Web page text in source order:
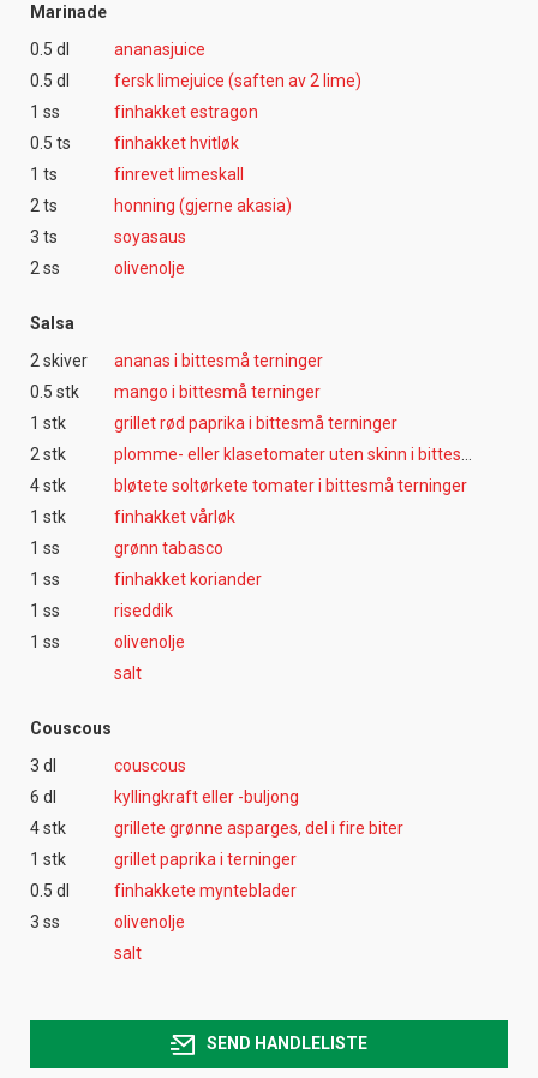
Marinade
0.5 dl
ananasjuice
0.5 dl
fersk limejuice (saften av 2 lime)
1 ss
finhakket estragon
0.5 ts
finhakket hvitløk
1 ts
finrevet limeskall
2 ts
honning (gjerne akasia)
3 ts
soyasaus
2 ss
olivenolje
Salsa
2 skiver
ananas i bittesmå terninger
0.5 stk
mango i bittesmå terninger
1 stk
grillet rød paprika i bittesmå terninger
2 stk
4 stk
bløtete soltørkete tomater i bittesmå terninger
1 stk
finhakket vårløk
1 ss
grønn tabasco
1 ss
finhakket koriander
1 ss
riseddik
1 ss
olivenolje
salt
Couscous
3 dl
couscous
6 dl
kyllingkraft eller -buljong
4 stk
grillete grønne asparges, del i fire biter
1 stk
grillet paprika i terninger
0.5 dl
finhakkete mynteblader
3 ss
olivenolje
salt
SEND HANDLELISTE